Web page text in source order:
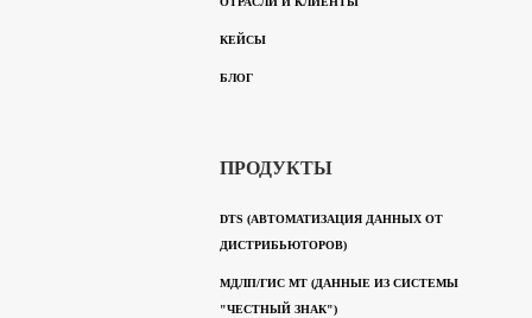
КЕЙСЫ
БЛОГ
ПРОДУКТЫ
DTS (АВТОМАТИЗАЦИЯ ДАННЫХ ОТ
ДИСТРИБЬЮТОРОВ)
МДЛП/ГИС МТ (ДАННЫЕ ИЗ СИСТЕМЫ
"ЧЕСТНЫЙ ЗНАК")